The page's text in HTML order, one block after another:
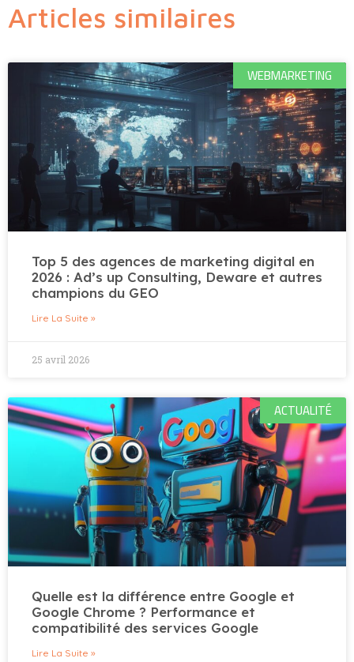
Articles similaires
WEBMARKETING
Top 5 des agences de marketing digital en
2026 : Ad’s up Consulting, Deware et autres
champions du GEO
Lire La Suite »
25 avril 2026
ACTUALITÉ
Quelle est la différence entre Google et
Google Chrome ? Performance et
compatibilité des services Google
Lire La Suite »